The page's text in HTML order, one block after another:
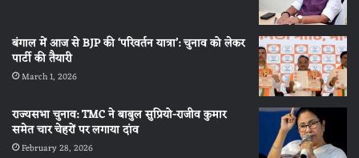
बंगाल में आज से BJP की ‘परिवर्तन यात्रा’: चुनाव को लेकर
पार्टी की तैयारी
March 1, 2026
राज्यसभा चुनाव: TMC ने बाबुल सुप्रियो-राजीव कुमार
समेत चार चेहरों पर लगाया दांव
February 28, 2026